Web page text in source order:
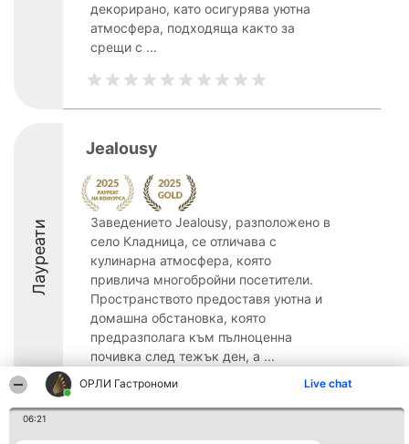
ОРЛИ Гастрономи Live chat
06:21
декорирано, като осигурява уютна
атмосфера, подходяща както за
срещи с ...
Лауреати
Jealousy
Заведението Jealousy, разположено в
село Кладница, се отличава с
кулинарна атмосфера, която
привлича многобройни посетители.
Пространството предоставя уютна и
домашна обстановка, която
предразполага към пълноценна
почивка след тежък ден, а ...